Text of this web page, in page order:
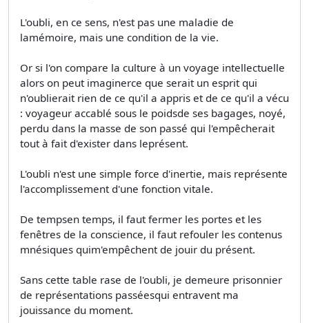
L'oubli, en ce sens, n'est pas une maladie de
lamémoire, mais une condition de la vie.
Or si l'on compare la culture à un voyage intellectuelle
alors on peut imaginerce que serait un esprit qui
n'oublierait rien de ce qu'il a appris et de ce qu'il a vécu
: voyageur accablé sous le poidsde ses bagages, noyé,
perdu dans la masse de son passé qui l'empêcherait
tout à fait d'exister dans leprésent.
L'oubli n'est une simple force d'inertie, mais représente
l'accomplissement d'une fonction vitale.
De tempsen temps, il faut fermer les portes et les
fenêtres de la conscience, il faut refouler les contenus
mnésiques quim'empêchent de jouir du présent.
Sans cette table rase de l'oubli, je demeure prisonnier
de représentations passéesqui entravent ma
jouissance du moment.